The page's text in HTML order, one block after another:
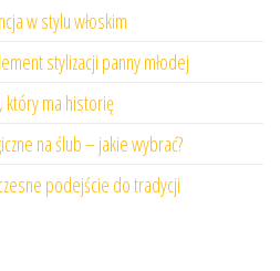
w stylu włoskim
stylizacji panny młodej
który ma historię
na ślub – jakie wybrać?
podejście do tradycji